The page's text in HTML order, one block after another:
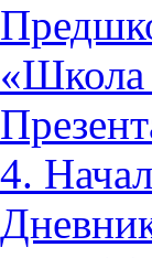
«Школа
4.